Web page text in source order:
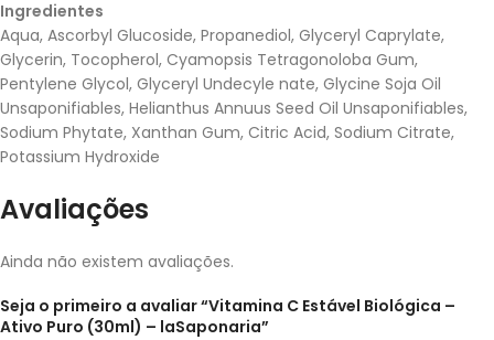
Ingredientes
Aqua, Ascorbyl Glucoside, Propanediol, Glyceryl Caprylate,
Glycerin, Tocopherol, Cyamopsis Tetragonoloba Gum,
Pentylene Glycol, Glyceryl Undecyle nate, Glycine Soja Oil
Unsaponifiables, Helianthus Annuus Seed Oil Unsaponifiables,
Sodium Phytate, Xanthan Gum, Citric Acid, Sodium Citrate,
Potassium Hydroxide
Avaliações
Ainda não existem avaliações.
Seja o primeiro a avaliar “Vitamina C Estável Biológica –
Ativo Puro (30ml) – laSaponaria”